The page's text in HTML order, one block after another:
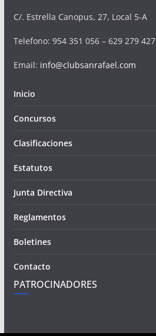
C/. Estrella Canopus, 27, Local 5-A
Telefono: 954 351 056 – 629 279 427
Email: info@clubsanrafael.com
Inicio
Concursos
Clasificaciones
Estatutos
Junta Directiva
Reglamentos
Boletines
Contacto
PATROCINADORES